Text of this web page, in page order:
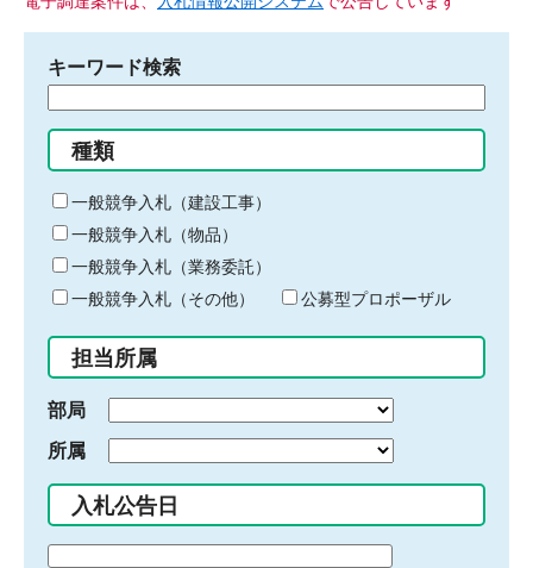
キーワード検索
る
キ
ー
ワ
ー
ド
入
力
種類
一般競争入札（建設工事）
一般競争入札（物品）
一般競争入札（業務委託）
一般競争入札（その他）
公募型プロポーザル
担当所属
部局
所属
入札公告日